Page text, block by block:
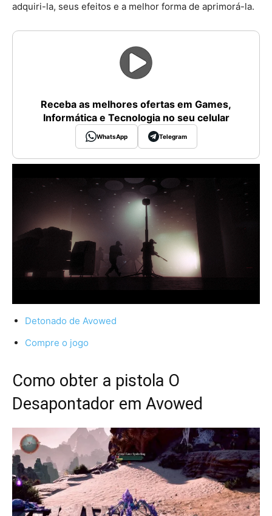
adquiri-la, seus efeitos e a melhor forma de aprimorá-la.
Receba as melhores ofertas em Games,
Informática e Tecnologia no seu celular
WhatsApp Telegram
Detonado de Avowed
Compre o jogo
Como obter a pistola O
Desapontador em Avowed